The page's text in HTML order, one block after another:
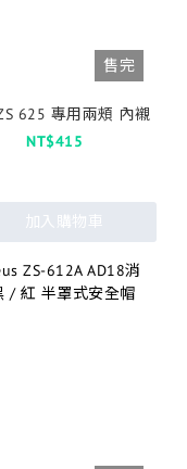
售完
Zeus ZS 625 專用兩頰 內襯
NT$415
加入購物車